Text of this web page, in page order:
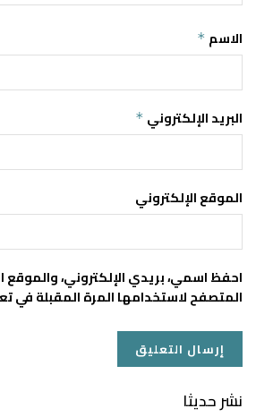
الاسم *
البريد الإلكتروني *
الموقع الإلكتروني
احفظ اسمي، بريدي الإلكتروني، والموقع
المتصفح لاستخدامها المرة المقبلة في
نشر حديثا